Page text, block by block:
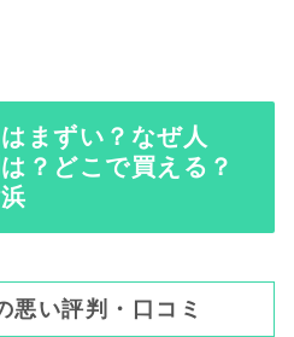
まずい？なぜ人
？どこで買える？
い評判・口コミ